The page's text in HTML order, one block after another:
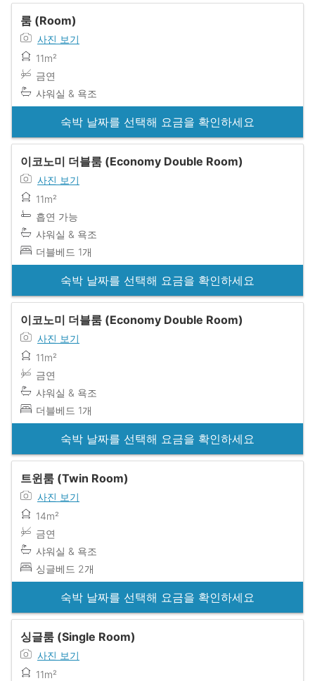
룸 (Room)
사진 보기
11m²
금연
샤워실 & 욕조
숙박 날짜를 선택해 요금을 확인하세요
이코노미 더블룸 (Economy Double Room)
사진 보기
11m²
흡연 가능
샤워실 & 욕조
더블베드 1개
숙박 날짜를 선택해 요금을 확인하세요
이코노미 더블룸 (Economy Double Room)
사진 보기
11m²
금연
샤워실 & 욕조
더블베드 1개
숙박 날짜를 선택해 요금을 확인하세요
트윈룸 (Twin Room)
사진 보기
14m²
금연
샤워실 & 욕조
싱글베드 2개
숙박 날짜를 선택해 요금을 확인하세요
싱글룸 (Single Room)
사진 보기
11m²